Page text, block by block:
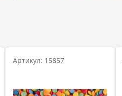
Артикул: 15857